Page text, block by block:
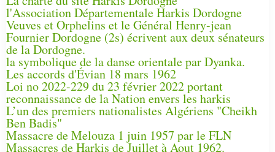
l'Association Départementale Harkis Dordogne
Veuves et Orphelins et le Général Henry-jean
Fournier Dordogne (2s) écrivent aux deux sénateurs
de la Dordogne.
la symbolique de la danse orientale par Dyanka.
Les accords d'Évian 18 mars 1962
Loi no 2022-229 du 23 février 2022 portant
reconnaissance de la Nation envers les harkis
L’un des premiers nationalistes Algériens "Cheikh
Ben Badis"
Massacre de Melouza 1 juin 1957 par le FLN
Massacres de Harkis de Juillet à Aout 1962.